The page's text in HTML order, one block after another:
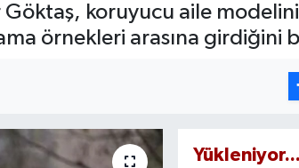
koruyucu aile
örnekleri arasına girdiğini
Yükleniyor...